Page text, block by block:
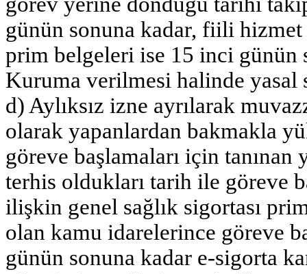
günün sonuna kadar, fiili
prim belgeleri ise 15 inci günün
Kuruma verilmesi halinde yasal
d) Aylıksız izne ayrılarak
olarak yapanlardan bakmakla
göreve başlamaları için
terhis oldukları tarih ile göreve
ilişkin genel sağlık sigortası
olan kamu idarelerince göreve
günün sonuna kadar e-sigorta